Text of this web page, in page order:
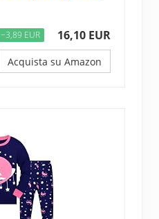
−3,89 EUR 16,10 EUR
Acquista su Amazon